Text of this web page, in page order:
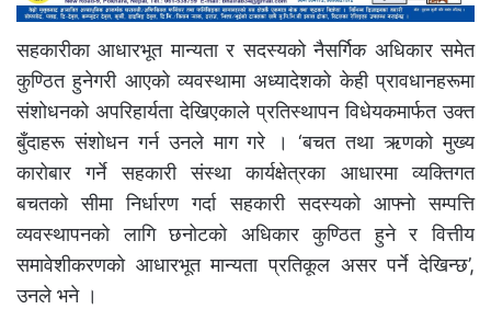
सहकारीका आधारभूत मान्यता र सदस्यको नैसर्गिक अधिकार समेत
कुण्ठित हुनेगरी आएको व्यवस्थामा अध्यादेशको केही प्रावधानहरूमा
संशोधनको अपरिहार्यता देखिएकाले प्रतिस्थापन विधेयकमार्फत उक्त
बुँदाहरू संशोधन गर्न उनले माग गरे । ‘बचत तथा ऋणको मुख्य
कारोबार गर्ने सहकारी संस्था कार्यक्षेत्रका आधारमा व्यक्तिगत
बचतको सीमा निर्धारण गर्दा सहकारी सदस्यको आफ्नो सम्पत्ति
व्यवस्थापनको लागि छनोटको अधिकार कुण्ठित हुने र वित्तीय
समावेशीकरणको आधारभूत मान्यता प्रतिकूल असर पर्ने देखिन्छ’,
उनले भने ।